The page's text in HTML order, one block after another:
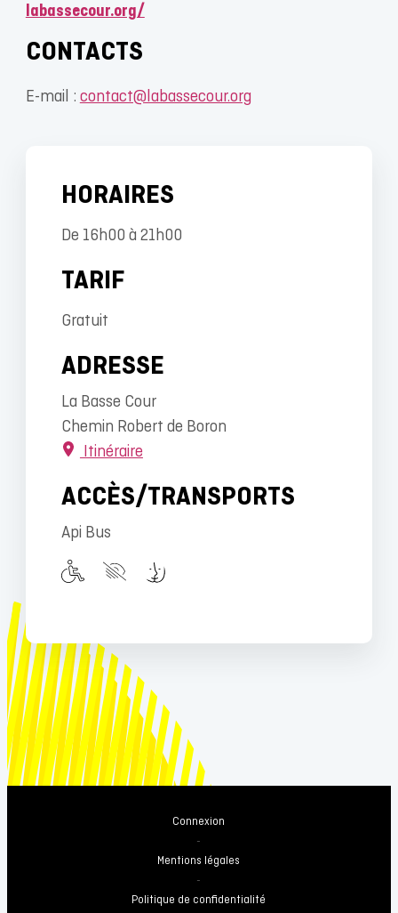
labassecour.org/
CONTACTS
E-mail : contact@labassecour.org
HORAIRES
De 16h00 à 21h00
TARIF
Gratuit
ADRESSE
La Basse Cour
Chemin Robert de Boron
Itinéraire
ACCÈS/TRANSPORTS
Api Bus
Connexion
-
Mentions légales
-
Politique de confidentialité